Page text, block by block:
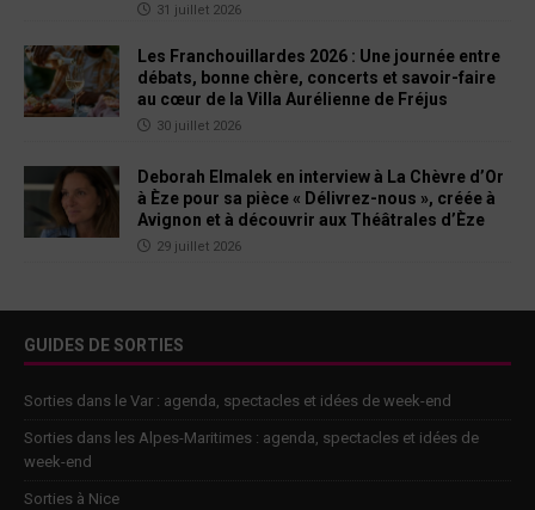
31 juillet 2026
Les Franchouillardes 2026 : Une journée entre
débats, bonne chère, concerts et savoir-faire
au cœur de la Villa Aurélienne de Fréjus
30 juillet 2026
Deborah Elmalek en interview à La Chèvre d’Or
à Èze pour sa pièce « Délivrez-nous », créée à
Avignon et à découvrir aux Théâtrales d’Èze
29 juillet 2026
GUIDES DE SORTIES
Sorties dans le Var : agenda, spectacles et idées de week-end
Sorties dans les Alpes-Maritimes : agenda, spectacles et idées de
week-end
Sorties à Nice